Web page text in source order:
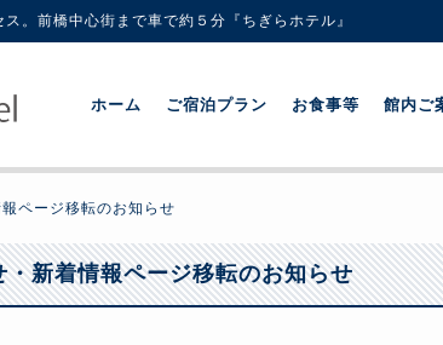
。前橋中心街まで車で約５分『ちぎらホテル』
ホーム ご宿泊プラン お食事等 館内ご
ページ移転のお知らせ
・新着情報ページ移転のお知らせ